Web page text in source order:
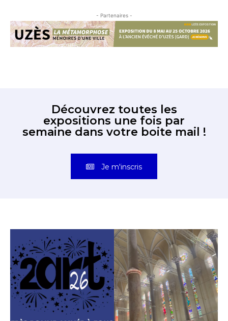
- Partenaires -
Découvrez toutes les
expositions une fois par
semaine dans votre boite mail !
Je m'inscris